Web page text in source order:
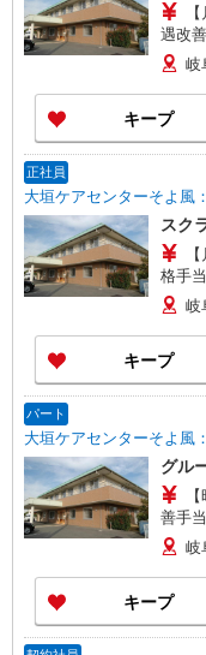
遇改善手当：
6,000
寸志
別報
年6月支給実績 ※処
月)は
岐
キープ
正社員
大垣ケアセンターそよ風
スク
格手
あり
▼下記
手当 年末
12月
遇改
岐
キープ
パート
大垣ケアセンターそよ風
グル
【
善手当：
年末年始手
12月） ※業
中(3
岐
キープ